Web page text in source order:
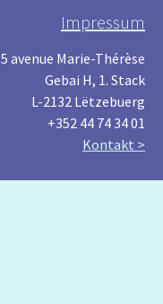
Impressum
5 avenue Marie-Thérèse
Gebai H, 1. Stack
L-2132 Lëtzebuerg
+352 44 74 34 01
Kontakt >